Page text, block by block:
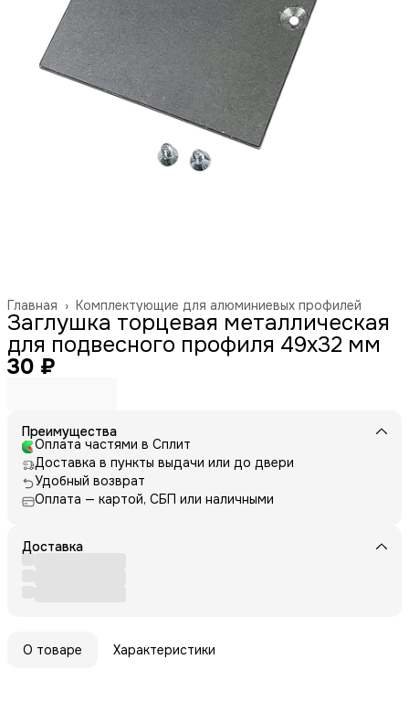
Комплектующие для алюминиевых профилей
Главная ›
Заглушка торцевая металлическая
для подвесного профиля 49х32 мм
30 ₽
Преимущества
Оплата частями в Сплит
Доставка в пункты выдачи или до двери
Удобный возврат
Оплата — картой, СБП или наличными
Доставка
О товаре Характеристики